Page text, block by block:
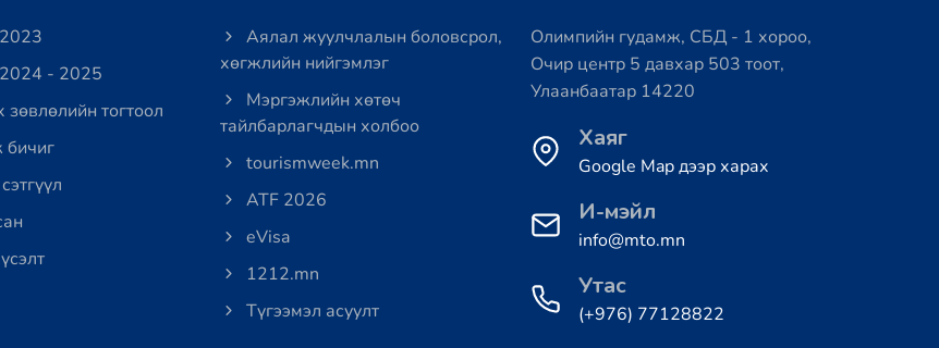
- 2025
зөвлөлийн тогтоол
Аялал жуулчлалын боловсрол,
хөгжлийн нийгэмлэг
Мэргэжлийн хөтөч
тайлбарлагчдын холбоо
tourismweek.mn
ATF 2026
eVisa
1212.mn
Түгээмэл асуулт
Олимпийн гудамж, СБД - 1 хороо,
Очир центр 5 давхар 503 тоот,
Улаанбаатар 14220
Хаяг
Google Map дээр харах
И-мэйл
info@mto.mn
Утас
(+976) 77128822